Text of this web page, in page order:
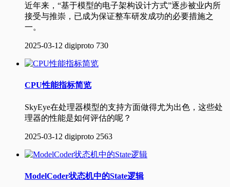
近年来，“基于模型的电子架构设计方式”逐步被业内所
接受与推崇，已成为保证整车研发成功的必要措施之
一。
2025-03-12 digiproto 730
CPU性能指标简览
SkyEye在处理器模型的支持方面做得尤为出色，这些处
理器的性能是如何评估的呢？
2025-03-12 digiproto 2563
ModelCoder状态机中的State逻辑